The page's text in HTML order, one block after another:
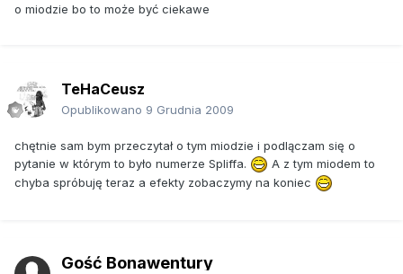
o miodzie bo to może być ciekawe
TeHaCeusz
Opublikowano 9 Grudnia 2009
chętnie sam bym przeczytał o tym miodzie i podlączam się o
pytanie w którym to było numerze Spliffa.
A z tym miodem to
chyba spróbuję teraz a efekty zobaczymy na koniec
Gość Bonawentury